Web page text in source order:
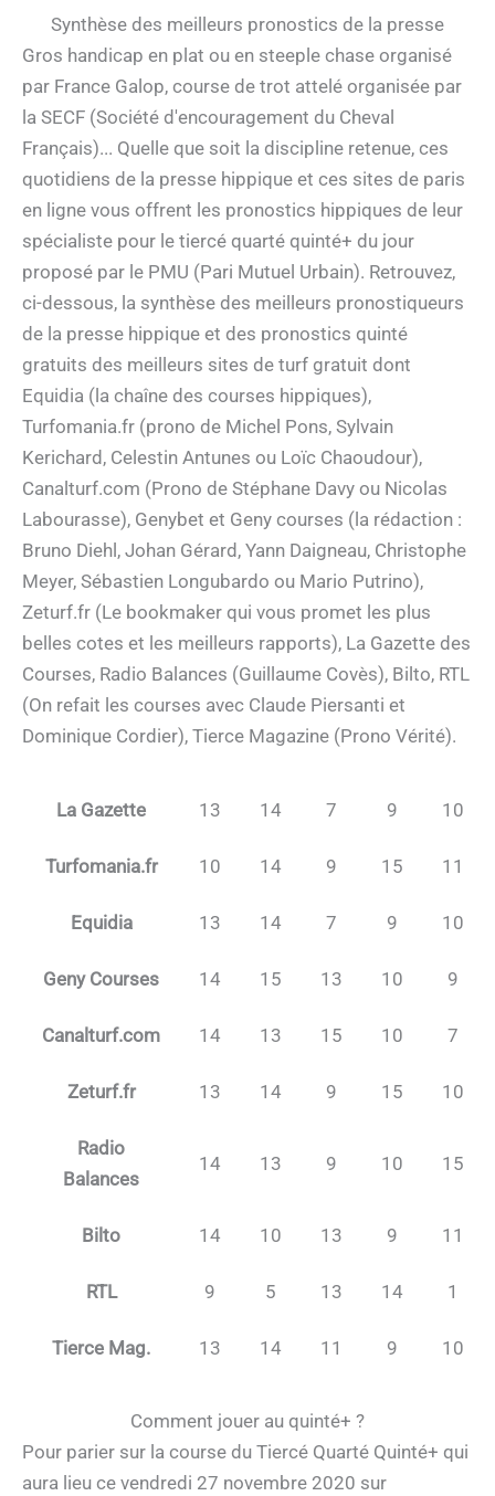
Synthèse des meilleurs pronostics de la presse
Gros handicap en plat ou en steeple chase organisé
par France Galop, course de trot attelé organisée par
la SECF (Société d'encouragement du Cheval
Français)... Quelle que soit la discipline retenue, ces
quotidiens de la presse hippique et ces sites de paris
en ligne vous offrent les pronostics hippiques de leur
spécialiste pour le tiercé quarté quinté+ du jour
proposé par le PMU (Pari Mutuel Urbain). Retrouvez,
ci-dessous, la synthèse des meilleurs pronostiqueurs
de la presse hippique et des pronostics quinté
gratuits des meilleurs sites de turf gratuit dont
Equidia (la chaîne des courses hippiques),
Turfomania.fr (prono de Michel Pons, Sylvain
Kerichard, Celestin Antunes ou Loïc Chaoudour),
Canalturf.com (Prono de Stéphane Davy ou Nicolas
Labourasse), Genybet et Geny courses (la rédaction :
Bruno Diehl, Johan Gérard, Yann Daigneau, Christophe
Meyer, Sébastien Longubardo ou Mario Putrino),
Zeturf.fr (Le bookmaker qui vous promet les plus
belles cotes et les meilleurs rapports), La Gazette des
Courses, Radio Balances (Guillaume Covès), Bilto, RTL
(On refait les courses avec Claude Piersanti et
Dominique Cordier), Tierce Magazine (Prono Vérité).
La Gazette 13 14 7 9 10
Turfomania.fr 10 14 9 15 11
Equidia 13 14 7 9 10
Geny Courses 14 15 13 10 9
Canalturf.com 14 13 15 10 7
Zeturf.fr 13 14 9 15 10
Radio
Balances
14 13 9 10 15
Bilto 14 10 13 9 11
RTL 9 5 13 14 1
Tierce Mag. 13 14 11 9 10
Comment jouer au quinté+ ?
Pour parier sur la course du Tiercé Quarté Quinté+ qui
aura lieu ce vendredi 27 novembre 2020 sur